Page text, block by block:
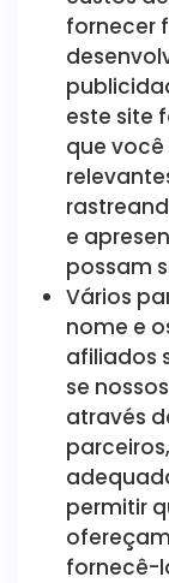
fornecer
este site
que
e
possam
Vários
nome e
afiliados
se
através
permitir
fornecê-